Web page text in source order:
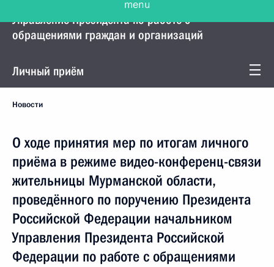
Управление Президента по работе с
обращениями граждан и организаций
Личный приём
Новости
О ходе принятия мер по итогам личного
приёма в режиме видео-конференц-связи
жительницы Мурманской области,
проведённого по поручению Президента
Российской Федерации начальником
Управления Президента Российской
Федерации по работе с обращениями